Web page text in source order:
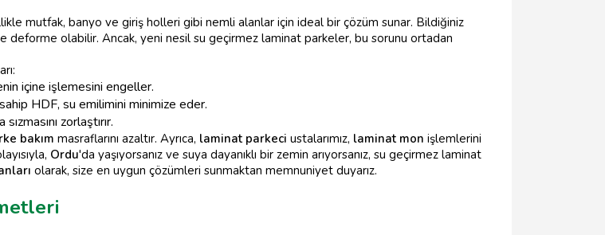
mutfak, banyo ve giriş holleri gibi nemli alanlar için ideal bir çözüm sunar. Bildiğiniz
deforme olabilir. Ancak, yeni nesil su geçirmez laminat parkeler, bu sorunu ortadan
içine işlemesini engeller.
HDF, su emilimini minimize eder.
zorlaştırır.
bakım masraflarını azaltır. Ayrıca, laminat parkeci ustalarımız, laminat mon işlemlerini
Ordu'da yaşıyorsanız ve suya dayanıklı bir zemin arıyorsanız, su geçirmez laminat
olarak, size en uygun çözümleri sunmaktan memnuniyet duyarız.